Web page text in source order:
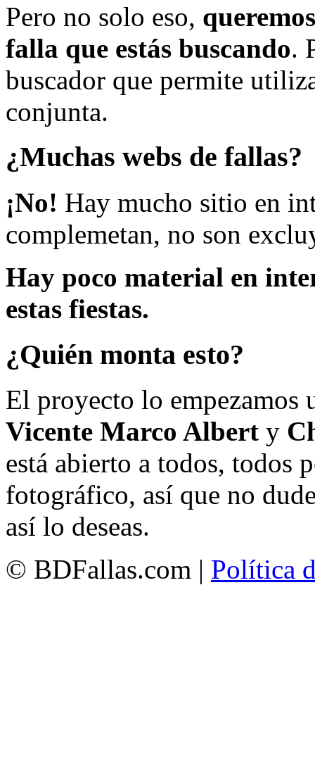
Pero no solo eso,
falla que estás buscando.
buscador que permite
conjunta.
¿Muchas webs de fallas?
¡No! Hay mucho sitio en
complemetan, no son
Hay poco material en
estas fiestas.
¿Quién monta esto?
El proyecto lo empezamos
Vicente Marco Albert y
está abierto a todos, todos
fotográfico, así que no
así lo deseas.
© BDFallas.com | Política